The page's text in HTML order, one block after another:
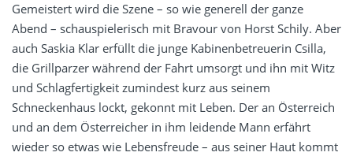
Gemeistert wird die Szene – so wie generell der ganze
Abend – schauspielerisch mit Bravour von Horst Schily. Aber
auch Saskia Klar erfüllt die junge Kabinenbetreuerin Csilla,
die Grillparzer während der Fahrt umsorgt und ihn mit Witz
und Schlagfertigkeit zumindest kurz aus seinem
Schneckenhaus lockt, gekonnt mit Leben. Der an Österreich
und an dem Österreicher in ihm leidende Mann erfährt
wieder so etwas wie Lebensfreude – aus seiner Haut kommt